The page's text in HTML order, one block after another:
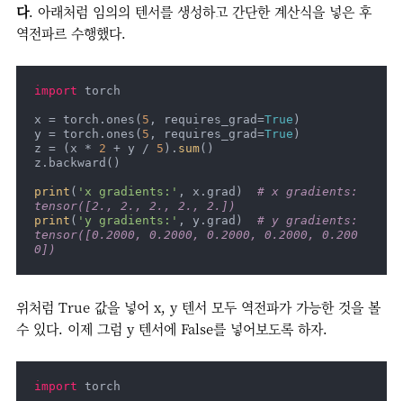
다. 아래처럼 임의의 텐서를 생성하고 간단한 계산식을 넣은 후
역전파르 수행했다.
import torch
x = torch.ones( 5 , requires_grad=True )
y = torch.ones( 5 , requires_grad=True )
z = (x * 2 + y / 5 ). sum()
z.backward()
print ( 'x gradients:' , x.grad) # x gradients:
tensor([2., 2., 2., 2., 2.])
print ( 'y gradients:' , y.grad) # y gradients:
tensor([0.2000, 0.2000, 0.2000, 0.2000, 0.200
0])
위처럼 True 값을 넣어 x, y 텐서 모두 역전파가 가능한 것을 볼
수 있다. 이제 그럼 y 텐서에 False를 넣어보도록 하자.
import torch